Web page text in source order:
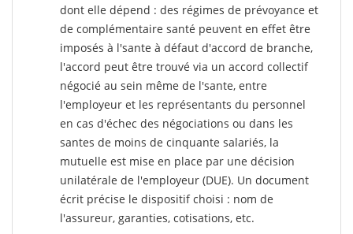
dont elle dépend : des régimes de prévoyance et
de complémentaire santé peuvent en effet être
imposés à l'sante à défaut d'accord de branche,
l'accord peut être trouvé via un accord collectif
négocié au sein même de l'sante, entre
l'employeur et les représentants du personnel
en cas d'échec des négociations ou dans les
santes de moins de cinquante salariés, la
mutuelle est mise en place par une décision
unilatérale de l'employeur (DUE). Un document
écrit précise le dispositif choisi : nom de
l'assureur, garanties, cotisations, etc.